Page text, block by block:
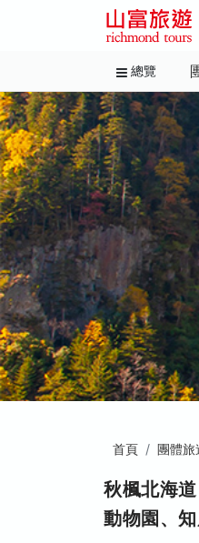
總覽
首頁 團體旅
秋楓北海
動物園、